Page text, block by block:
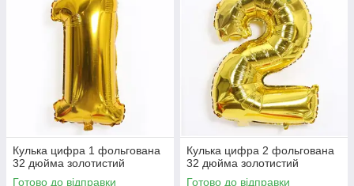
Кулька цифра 1 фольгована
32 дюйма золотистий
Готово до відправки
Кулька цифра 2 фольгована
32 дюйма золотистий
Готово до відправки